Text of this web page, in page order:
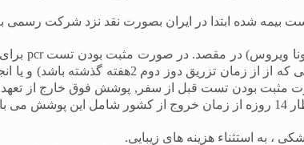
بیمه شده ابتدا در ایران بصورت نقد نزد شرکت رسمی
pcr
از از زمان تزریق دوز دوم 2
بودن تست قبل از سفر, پوشش فوق خارج از
، به استثناء هزینه های زیبایی.